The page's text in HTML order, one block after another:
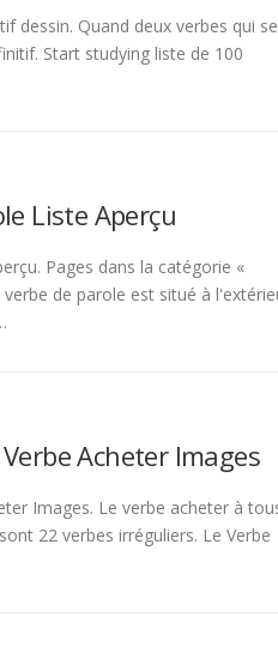
dessin. Quand deux verbes qui se
Start studying liste de 100
Liste Aperçu
Pages dans la catégorie «
de parole est situé à
Acheter Images
Images. Le verbe acheter à
22 verbes irréguliers. Le Verbe